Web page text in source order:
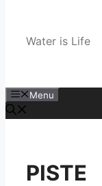
Water is Life
Menu
PISTE